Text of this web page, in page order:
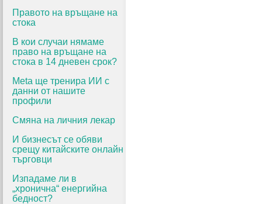
Правото на връщане на
стока
В кои случаи нямаме
право на връщане на
стока в 14 дневен срок?
Meta ще тренира ИИ с
данни от нашите
профили
Смяна на личния лекар
И бизнесът се обяви
срещу китайските онлайн
търговци
Изпадаме ли в
„хронична“ енергийна
бедност?